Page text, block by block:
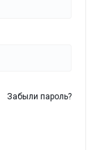
Забыли пароль?